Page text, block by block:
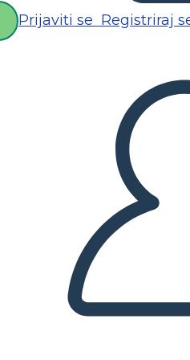
Prijaviti se Registriraj